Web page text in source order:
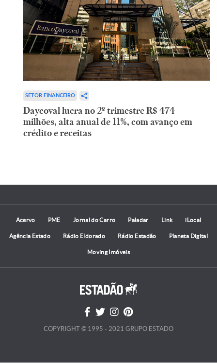
SETOR FINANCEIRO
Daycoval lucra no 2º trimestre R$ 474
milhões, alta anual de 11%, com avanço em
crédito e receitas
Acervo PME Jornal do Carro Paladar Link iLocal
Agência Estado Rádio Eldorado Rádio Estadão Planeta Digital
Moving Imóveis
COPYRIGHT © 1995 - 2021 GRUPO ESTADO